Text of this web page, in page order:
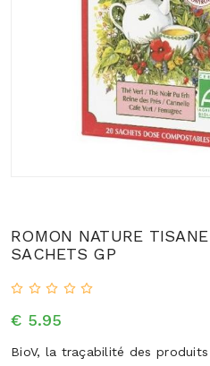
ROMON NATURE
SACHETS GP
€ 5.95
BioV, la traçabilité des